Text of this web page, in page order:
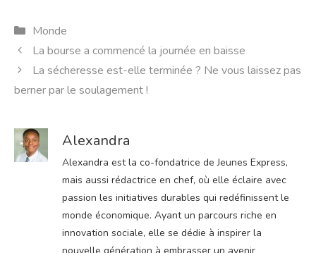
Catégories
Monde
La bourse a commencé la journée en baisse
La sécheresse est-elle terminée ? Ne vous laissez pas
berner par le soulagement !
Alexandra
Alexandra est la co-fondatrice de Jeunes Express,
mais aussi rédactrice en chef, où elle éclaire avec
passion les initiatives durables qui redéfinissent le
monde économique. Ayant un parcours riche en
innovation sociale, elle se dédie à inspirer la